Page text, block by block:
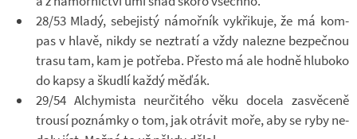
28/53 Mladý, se­be­jistý ná­moř­ník vy­kři­kuje, že má kom­
pas v hlavě, nikdy se ne­ztratí a vždy na­lezne bez­peč­nou
trasu tam, kam je po­třeba. Přesto má ale hodně hlu­boko
do kapsy a škudlí každý měďák.
29/54 Al­chy­mista ne­u­r­či­tého věku do­cela za­svě­ceně
trousí po­známky o tom, jak ot­rá­vit moře, aby se ryby ne­